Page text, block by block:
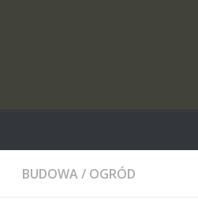
BUDOWA/ OGRÓD